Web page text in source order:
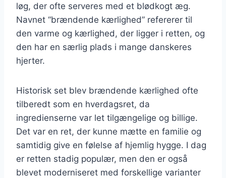
løg, der ofte serveres med et blødkogt æg.
Navnet “brændende kærlighed” refererer til
den varme og kærlighed, der ligger i retten, og
den har en særlig plads i mange danskeres
hjerter.
Historisk set blev brændende kærlighed ofte
tilberedt som en hverdagsret, da
ingredienserne var let tilgængelige og billige.
Det var en ret, der kunne mætte en familie og
samtidig give en følelse af hjemlig hygge. I dag
er retten stadig populær, men den er også
blevet moderniseret med forskellige varianter